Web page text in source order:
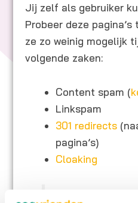
Jij zelf als gebruiker
Probeer deze
ze zo weinig mogelijk
volgende zaken:
Content spam (
Linkspam
301 redirects
pagina’s)
Cloaking